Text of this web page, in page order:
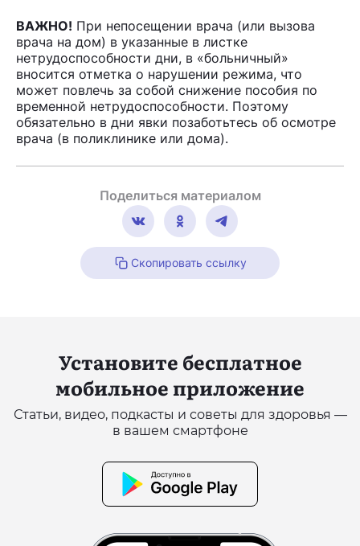
ВАЖНО! При непосещении врача (или вызова
врача на дом) в указанные в листке
нетрудоспособности дни, в «больничный»
вносится отметка о нарушении режима, что
может повлечь за собой снижение пособия по
временной нетрудоспособности. Поэтому
обязательно в дни явки позаботьтесь об осмотре
врача (в поликлинике или дома).
Поделиться материалом
Скопировать ссылку
Установите бесплатное
мобильное приложение
Статьи, видео, подкасты и советы для здоровья —
в вашем смартфоне